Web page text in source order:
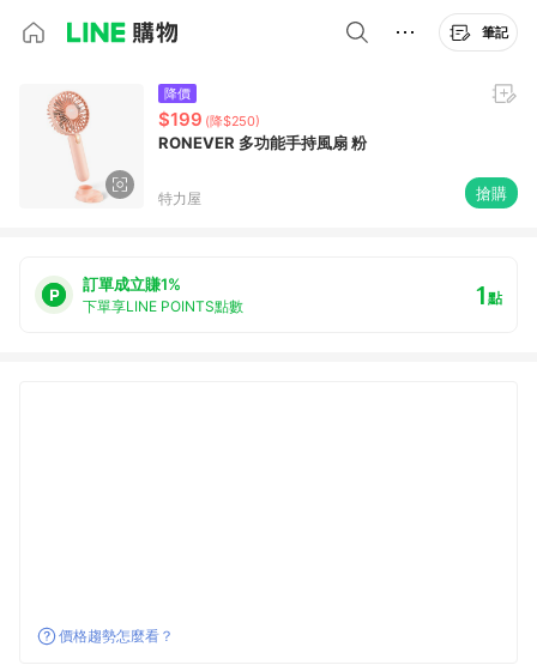
筆記
降價
$199 (降$250)
RONEVER 多功能手持風扇 粉
特力屋 搶購
訂單成立賺1%
下單享LINE POINTS點數 1點
價格趨勢怎麼看？